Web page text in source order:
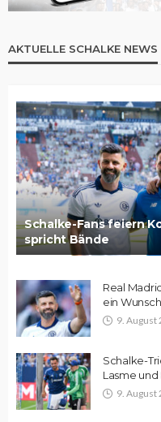
AKTUELLE SCHALKE NEWS
Schalke-Fans feiern
spricht Bände
Real
ein
9. August
Schalke-
Lasme
9. August